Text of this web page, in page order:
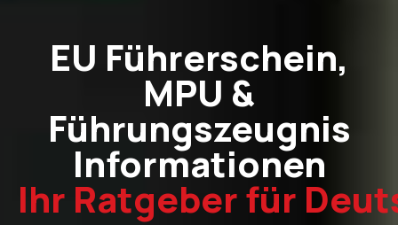
EU Führerschein,
MPU &
Führungszeugnis
Informationen
Ihr Ratgeber für